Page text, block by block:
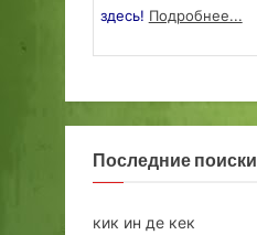
здесь! Подробнее...
Последние поиски
кик ин де кек